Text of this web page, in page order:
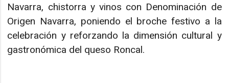
Navarra, chistorra y vinos con Denominación de
Origen Navarra, poniendo el broche festivo a la
celebración y reforzando la dimensión cultural y
gastronómica del queso Roncal.